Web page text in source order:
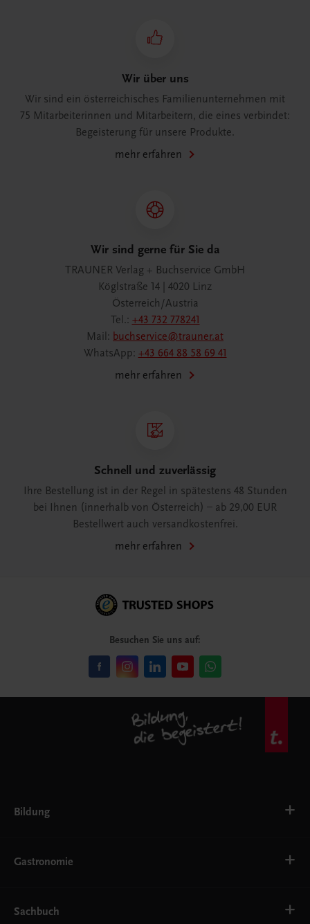
Wir über uns
Wir sind ein österreichisches Familienunternehmen mit
75 Mitarbeiterinnen und Mitarbeitern, die eines verbindet:
Begeisterung für unsere Produkte.
mehr erfahren
Wir sind gerne für Sie da
TRAUNER Verlag + Buchservice GmbH
Köglstraße 14 | 4020 Linz
Österreich/Austria
Tel.: +43 732 778241
Mail: buchservice@trauner.at
WhatsApp: +43 664 88 58 69 41
mehr erfahren
Schnell und zuverlässig
Ihre Bestellung ist in der Regel in spätestens 48 Stunden
bei Ihnen (innerhalb von Österreich) – ab 29,00 EUR
Bestellwert auch versandkostenfrei.
mehr erfahren
Besuchen Sie uns auf:
Bildung
AHS
EWF/ZWF
FW
Gastronomie
Getränke
Sachbuch